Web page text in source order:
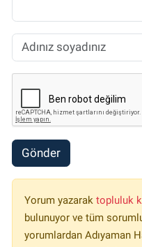
Gönder
Yorum yazarak topluluk
bulunuyor ve tüm
yorumlardan Adıyaman